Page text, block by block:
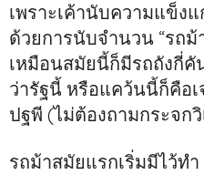
เพราะเค้านับความแข็ง
ด้วยการนับจำนวน “รถ
เหมือนสมัยนี้ก็มีรถถังกี่คั
ว่ารัฐนี้ หรือแคว้นนี้ก็คือเ
ปฐพี (ไม่ต้องถามกระจก
รถม้าสมัยแรกเริ่มมีไว้ทำ